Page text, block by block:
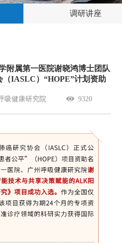
调研讲座
附属第一医院谢晓鸿博士团队
IASLC）“HOPE”计划资助
吸健康研究院 9320